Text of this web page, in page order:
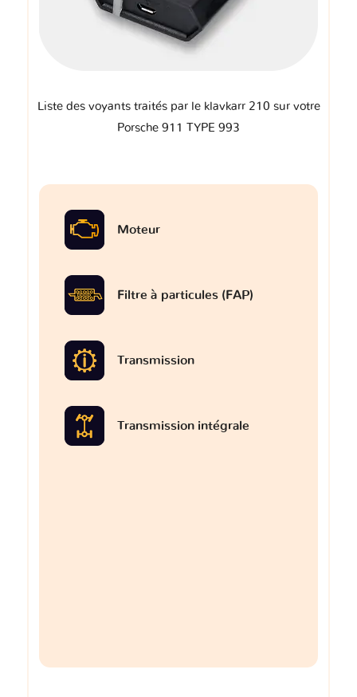
Liste des voyants traités par le klavkarr 210 sur votre
Porsche 911 TYPE 993
Moteur
Filtre à particules (FAP)
Transmission
Transmission intégrale